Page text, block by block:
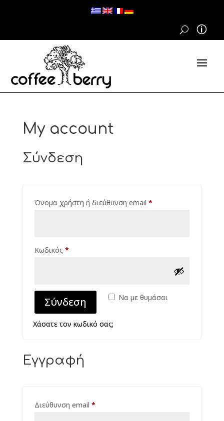
My account
Σύνδεση
Όνομα χρήστη ή διεύθυνση email *Απαιτείται
Κωδικός *Απαιτείται
Να με θυμάσαι
Σύνδεση
Χάσατε τον κωδικό σας;
Εγγραφή
Διεύθυνση email *Απαιτείται